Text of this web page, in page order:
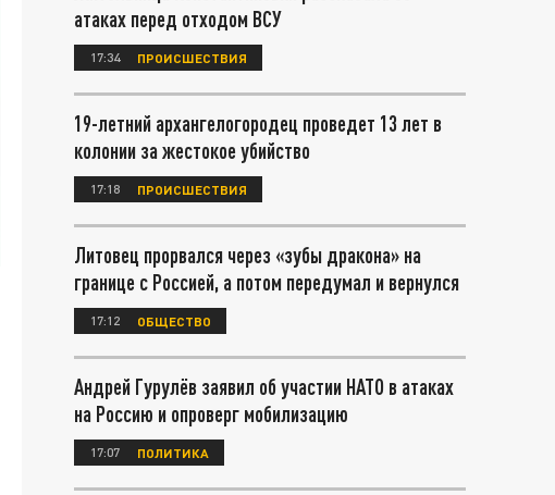
атаках перед отходом ВСУ
17:34 ПРОИСШЕСТВИЯ
19-летний архангелогородец проведет 13 лет в
колонии за жестокое убийство
17:18 ПРОИСШЕСТВИЯ
Литовец прорвался через «зубы дракона» на
границе с Россией, а потом передумал и вернулся
17:12 ОБЩЕСТВО
Андрей Гурулёв заявил об участии НАТО в атаках
на Россию и опроверг мобилизацию
17:07 ПОЛИТИКА